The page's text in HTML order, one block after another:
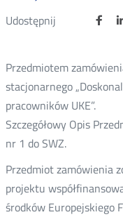
Udostępnij
Udostępnij
Otwórz
na
Przedmiotem
stacjonarnego
pracowników UKE”.
Szczegółowy Opis
nr 1 do SWZ.
Przedmiot zamówienia
projektu
środków Europejskiego